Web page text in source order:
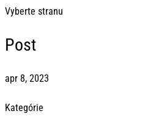
Vyberte stranu
Post
apr 8, 2023
Kategórie